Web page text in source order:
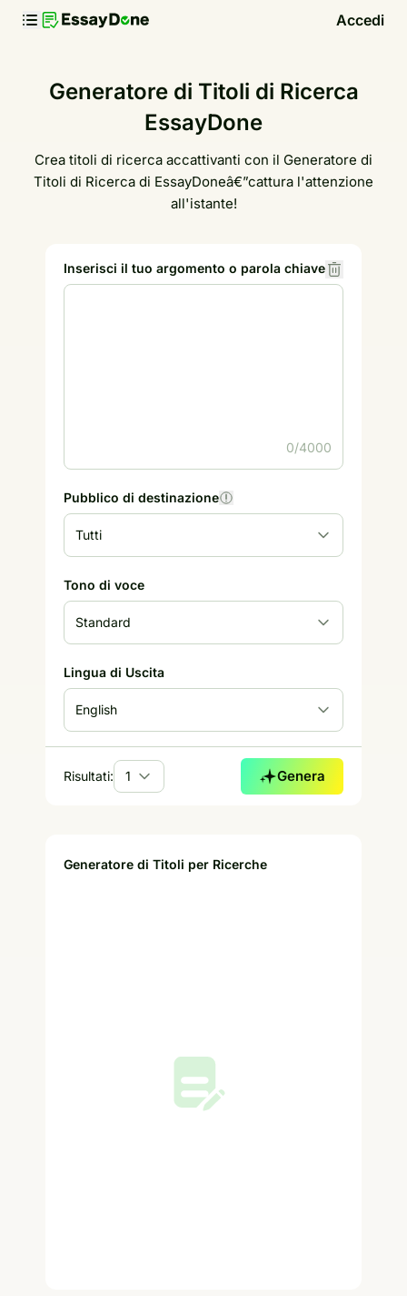
Accedi
Generatore di Titoli di Ricerca
EssayDone
Crea titoli di ricerca accattivanti con il Generatore di
Titoli di Ricerca di EssayDoneâ€”cattura l'attenzione
all'istante!
Inserisci il tuo argomento o parola chiave
0/4000
Pubblico di destinazione
Tono di voce
Lingua di Uscita
Risultati: Genera
Generatore di Titoli per Ricerche